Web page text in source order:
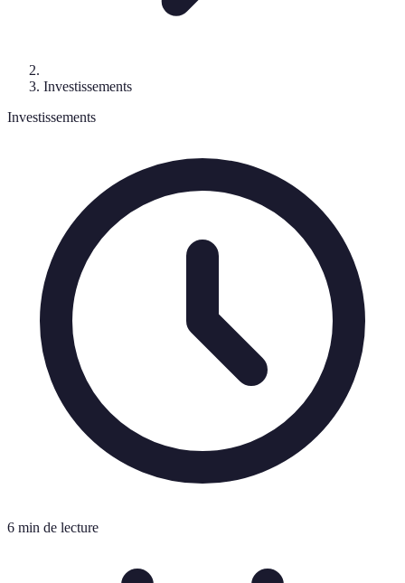
Investissements
Investissements
6 min de lecture